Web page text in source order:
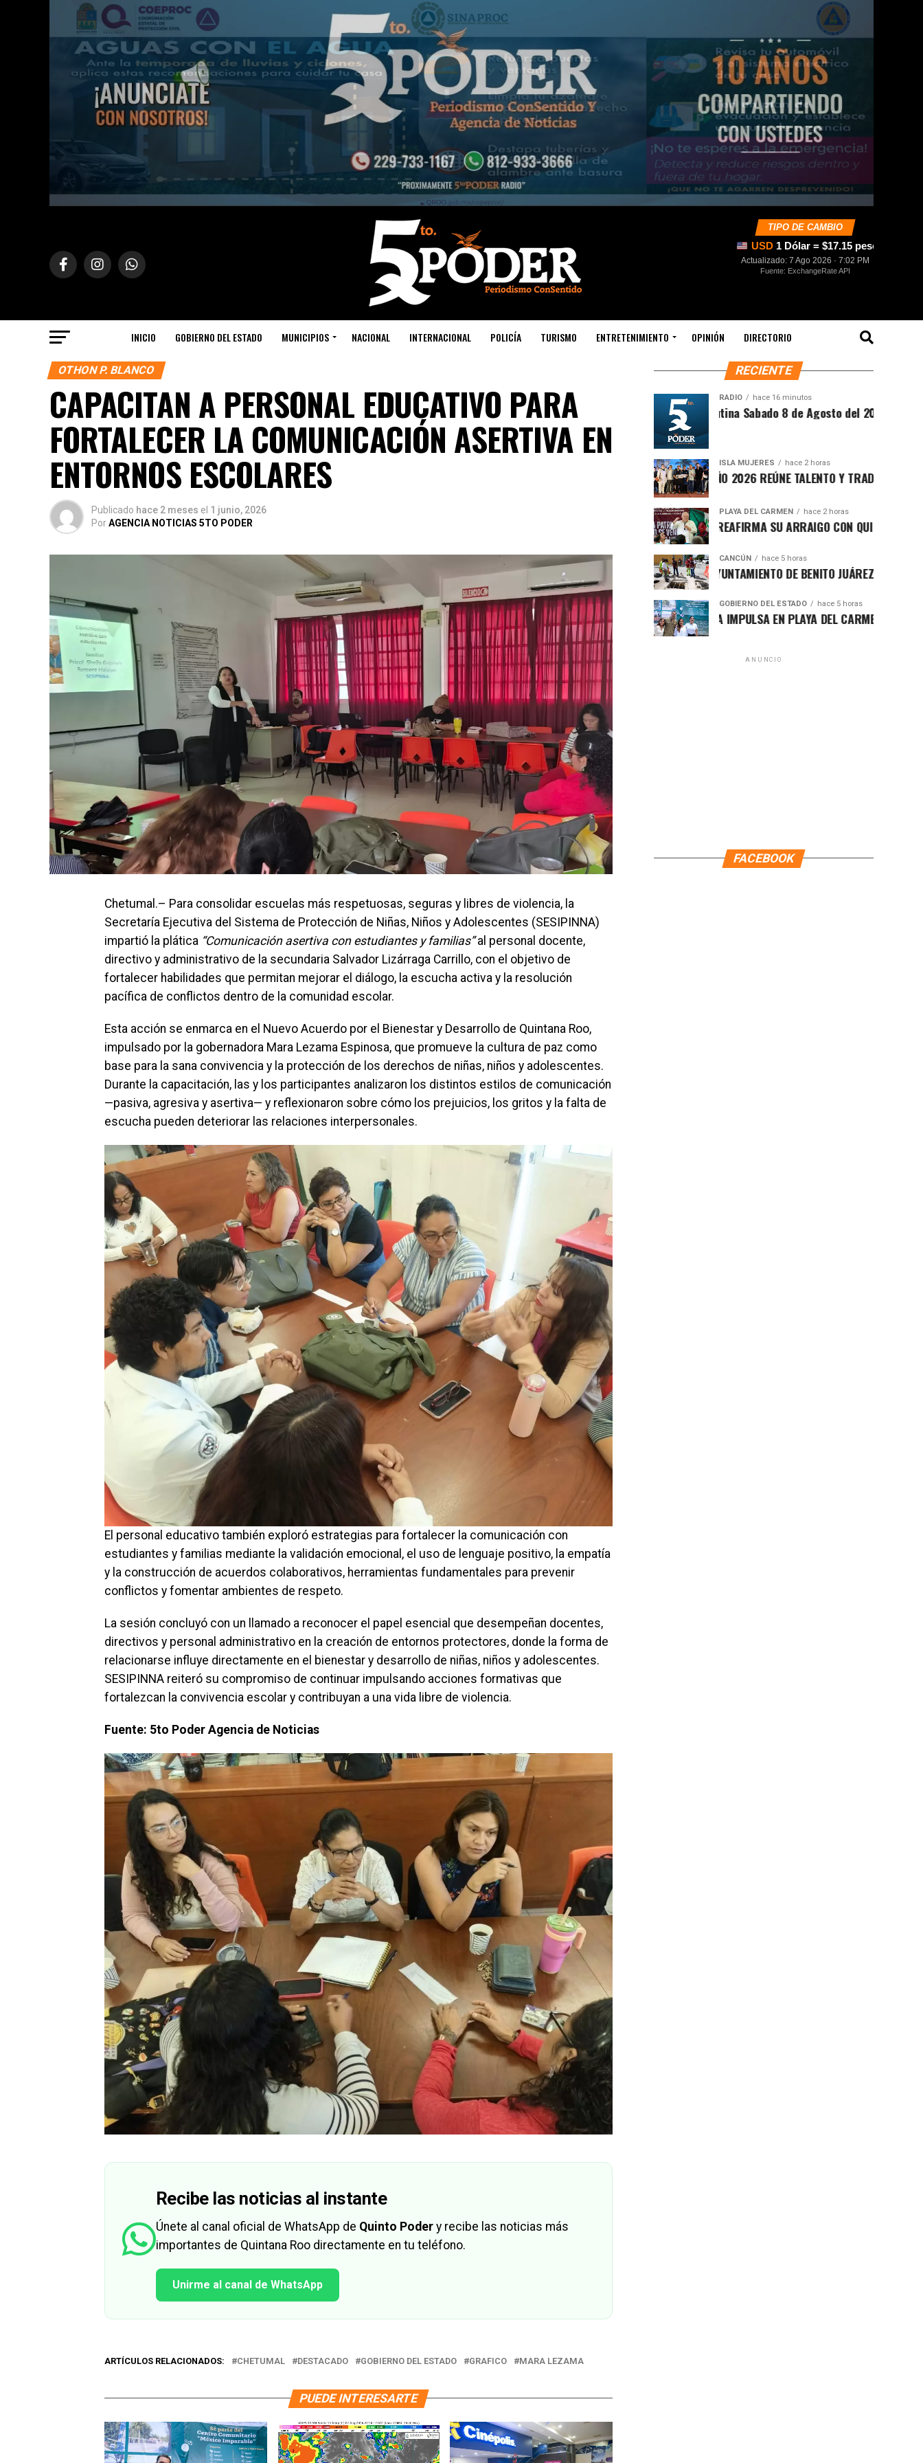
TIPO DE CAMBIO
USD 1 Dólar = $17.15 pesos
Actualizado: 7 Ago 2026 · 7:02 PM
Fuente: ExchangeRate API
INICIO GOBIERNO DEL ESTADO MUNICIPIOS NACIONAL INTERNACIONAL POLICÍA TURISMO ENTRETENIMIENTO OPINIÓN DIRECTORIO
OTHON P. BLANCO
CAPACITAN A PERSONAL EDUCATIVO PARA
FORTALECER LA COMUNICACIÓN ASERTIVA EN
ENTORNOS ESCOLARES
Publicado hace 2 meses el 1 junio, 2026
PorAGENCIA NOTICIAS 5TO PODER
Chetumal.– Para consolidar escuelas más respetuosas, seguras y libres de violencia, la
Secretaría Ejecutiva del Sistema de Protección de Niñas, Niños y Adolescentes (SESIPINNA)
impartió la plática “Comunicación asertiva con estudiantes y familias”al personal docente,
directivo y administrativo de la secundaria Salvador Lizárraga Carrillo, con el objetivo de
fortalecer habilidades que permitan mejorar el diálogo, la escucha activa y la resolución
pacífica de conflictos dentro de la comunidad escolar.
Esta acción se enmarca en el Nuevo Acuerdo por el Bienestar y Desarrollo de Quintana Roo,
impulsado por la gobernadora Mara Lezama Espinosa, que promueve la cultura de paz como
base para la sana convivencia y la protección de los derechos de niñas, niños y adolescentes.
Durante la capacitación, las y los participantes analizaron los distintos estilos de comunicación
—pasiva, agresiva y asertiva— y reflexionaron sobre cómo los prejuicios, los gritos y la falta de
escucha pueden deteriorar las relaciones interpersonales.
El personal educativo también exploró estrategias para fortalecer la comunicación con
estudiantes y familias mediante la validación emocional, el uso de lenguaje positivo, la empatía
y la construcción de acuerdos colaborativos, herramientas fundamentales para prevenir
conflictos y fomentar ambientes de respeto.
La sesión concluyó con un llamado a reconocer el papel esencial que desempeñan docentes,
directivos y personal administrativo en la creación de entornos protectores, donde la forma de
relacionarse influye directamente en el bienestar y desarrollo de niñas, niños y adolescentes.
SESIPINNA reiteró su compromiso de continuar impulsando acciones formativas que
fortalezcan la convivencia escolar y contribuyan a una vida libre de violencia.
Fuente: 5to Poder Agencia de Noticias
Recibe las noticias al instante
Únete al canal oficial de WhatsApp de Quinto Poder y recibe las noticias más
importantes de Quintana Roo directamente en tu teléfono.
Unirme al canal de WhatsApp
ARTÍCULOS RELACIONADOS: CHETUMAL DESTACADO GOBIERNO DEL ESTADO GRAFICO MARA LEZAMA
PUEDE INTERESARTE
RECIENTE
RADIO hace 16 minutos
Síntesis Matutina Sabado 8 de Agosto del 2026
ISLA MUJERES hace 2 horas
CEVICHE ISLEÑO 2026 REÚNE TALENTO Y TRADICIÓN EN ISLA
PLAYA DEL CARMEN hace 2 horas
RAFA MARÍN REAFIRMA SU ARRAIGO CON QUINTANA ROO Y
CANCÚN hace 5 horas
FORTALECE AYUNTAMIENTO DE BENITO JUÁREZ ACCIONES
GOBIERNO DEL ESTADO hace 5 horas
MARA LEZAMA IMPULSA EN PLAYA DEL CARMEN EL PRIMER
ANUNCIO
FACEBOOK